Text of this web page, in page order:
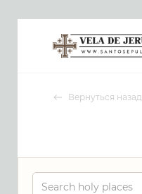
Вернуться назад